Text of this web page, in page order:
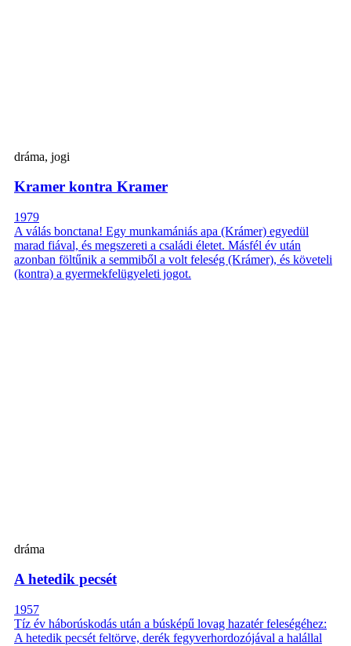
dráma, jogi
Kramer kontra Kramer
1979
A válás bonctana! Egy munkamániás apa (Krámer) egyedül
marad fiával, és megszereti a családi életet. Másfél év után
azonban föltűnik a semmiből a volt feleség (Krámer), és követeli
(kontra) a gyermekfelügyeleti jogot.
dráma
A hetedik pecsét
1957
Tíz év háborúskodás után a búsképű lovag hazatér feleségéhez:
A hetedik pecsét feltörve, derék fegyverhordozójával a halállal